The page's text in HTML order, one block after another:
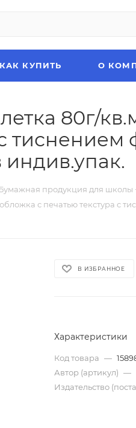
КАК КУПИТЬ О
80г/
продукция для школы
с печатью текстура
В ИЗБРАННОЕ
Характеристики
Код товара —
Автор (артикул) —
Издательство